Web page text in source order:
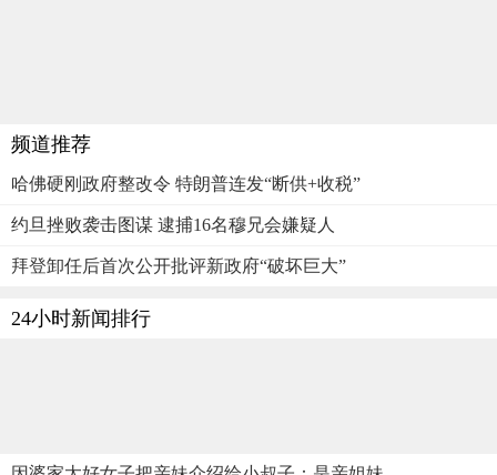
频道推荐
哈佛硬刚政府整改令 特朗普连发“断供+收税”
约旦挫败袭击图谋 逮捕16名穆兄会嫌疑人
拜登卸任后首次公开批评新政府“破坏巨大”
24小时新闻排行